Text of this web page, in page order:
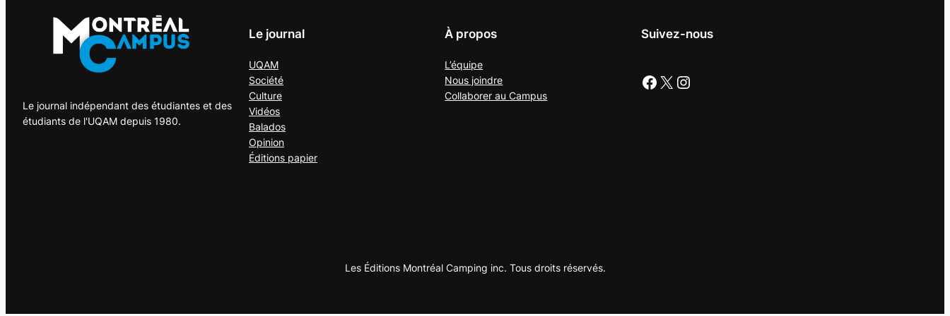
Le journal indépendant des étudiantes et des
étudiants de l'UQAM depuis 1980.
Le journal
UQAM
Société
Culture
Vidéos
Balados
Opinion
Éditions papier
À propos
L’équipe
Nous joindre
Collaborer auCampus
Suivez-nous
Facebook X Instagram
Les Éditions Montréal Camping inc. Tous droits réservés.